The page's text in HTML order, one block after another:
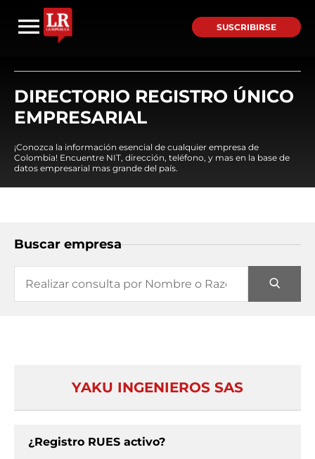
SUSCRIBIRSE
DIRECTORIO REGISTRO ÚNICO
EMPRESARIAL
¡Conozca la información esencial de cualquier empresa de
Colombia! Encuentre NIT, dirección, teléfono, y mas en la base de
datos empresarial mas grande del país.
Buscar empresa
YAKU INGENIEROS SAS
¿Registro RUES activo?